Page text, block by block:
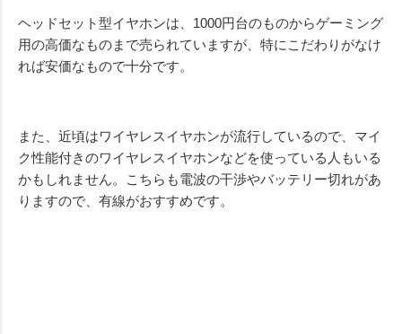
ヘッドセット型イヤホンは、1000円台のものからゲーミング
用の高価なものまで売られていますが、特にこだわりがなけ
れば安価なもので十分です。
また、近頃はワイヤレスイヤホンが流行しているので、マイ
ク性能付きのワイヤレスイヤホンなどを使っている人もいる
かもしれません。こちらも電波の干渉やバッテリー切れがあ
りますので、有線がおすすめです。